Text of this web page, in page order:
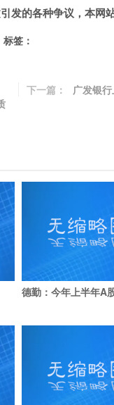
发的各种争议，本网
标签：
下一篇： 广发银
德勤：今年上半年A